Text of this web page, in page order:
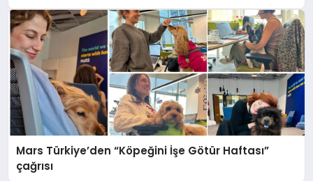
Mars Türkiye’den “Köpeğini İşe Götür Haftası”
çağrısı